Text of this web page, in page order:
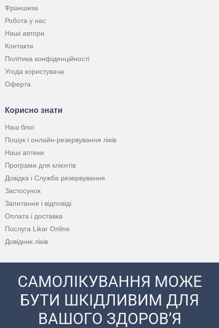
Франшиза
Робота у нас
Наші автори
Контакти
Політика конфіденційності
Угода користувача
Оферта
Корисно знати
Наш блог
Пошук і онлайн-резервування ліків
Наші аптеки
Програми для клієнтів
Довідка і Служба резервування
Застосунок
Запитання і відповіді
Оплата і доставка
Послуга Likar Online
Довідник ліків
САМОЛІКУВАННЯ МОЖЕ
БУТИ ШКІДЛИВИМ ДЛЯ
ВАШОГО ЗДОРОВ’Я